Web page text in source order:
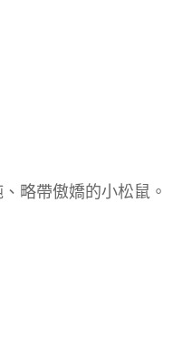
略帶傲嬌的小松鼠。